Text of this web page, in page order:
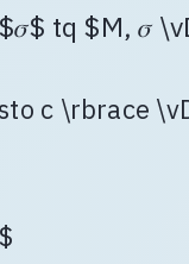
tq $M, 𝜎
c \rbrace